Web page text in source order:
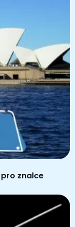
znalce